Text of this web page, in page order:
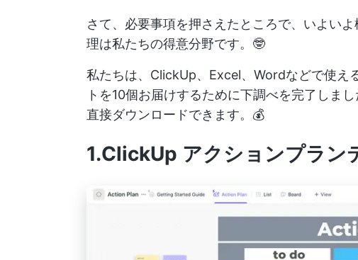
さて、必要事項を押さえたところで、いよい
理は私たちの得意分野です。🤓
私たちは、ClickUp、Excel、Wordなどで使え
トを10個お届けするために下調べを完了しま
直接ダウンロードできます。💰
1.ClickUp アクションプラン